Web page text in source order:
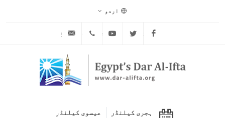
اردو
Facebook
Twitter
Youtube
ہجری کیلنڈر
عیسوی کیلنڈر